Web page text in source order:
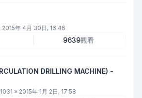
2015年 4月 30日, 16:46
9639觀看
DRILLING MACHINE) -
» 2015年 1月 2日, 17:58